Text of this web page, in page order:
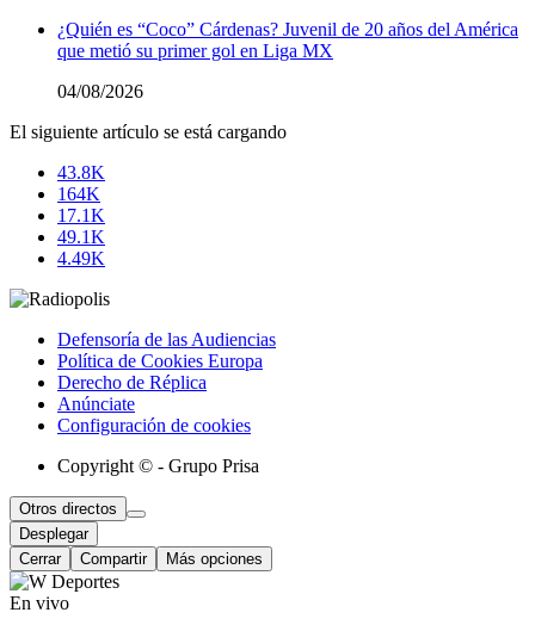
¿Quién es “Coco” Cárdenas? Juvenil de 20 años del América
que metió su primer gol en Liga MX
04/08/2026
El siguiente artículo se está cargando
43.8K
164K
17.1K
49.1K
4.49K
Defensoría de las Audiencias
Política de Cookies Europa
Derecho de Réplica
Anúnciate
Configuración de cookies
Copyright © - Grupo Prisa
Otros directos
Desplegar
Cerrar
Compartir Más opciones
En vivo